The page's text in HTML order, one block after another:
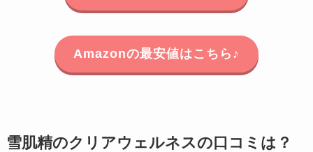
Amazonの最安値はこちら♪
雪肌精のクリアウェルネスの口コミは？